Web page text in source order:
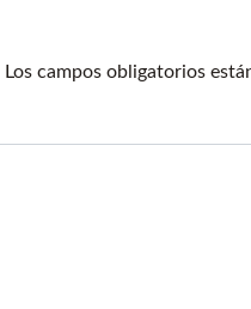
Los campos obligatorios